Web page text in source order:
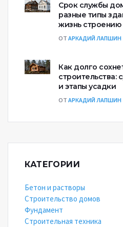
Срок службы
разные типы
жизнь строению
ОТ АРКАДИЙ ЛАПШИН
Как долго
строительства:
и этапы усадки
ОТ АРКАДИЙ ЛАПШИН
КАТЕГОРИИ
Бетон и растворы
Строительство домов
Фундамент
Строительная техника